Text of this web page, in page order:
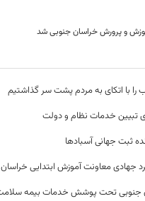
و پرورش خراسان ‌جنوبی شد
با اتکای به مردم پشت سر گذاشتیم
تبیین خدمات نظام و دولت
ثبت جهانی آسبادها
آموزش ابتدایی خراسان جنوبی/ ۴۶۰۰ دانش‌آموز زیر